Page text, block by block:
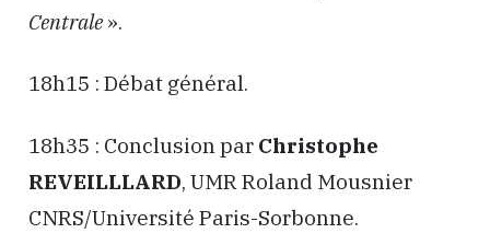
Centrale ».
18h15 : Débat général.
18h35 : Conclusion par Christophe
REVEILLLARD, UMR Roland Mousnier
CNRS/Université Paris-Sorbonne.